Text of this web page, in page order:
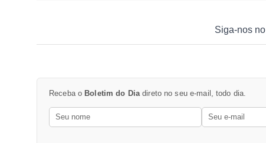
Siga-nos no
Receba o Boletim do Dia direto no seu e-mail, todo dia.